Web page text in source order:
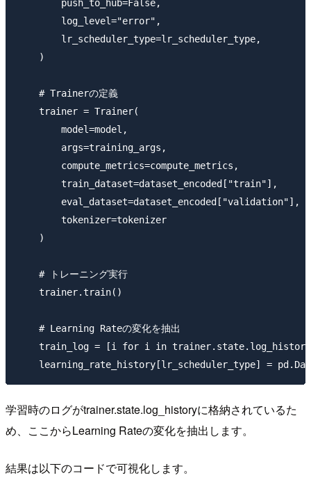
        push_to_hub=False,
        log_level="error",
        lr_scheduler_type=lr_scheduler_type,
    )
    # Trainerの定義
    trainer = Trainer(
        model=model,
        args=training_args,
        compute_metrics=compute_metrics,
        train_dataset=dataset_encoded["train"],
        eval_dataset=dataset_encoded["validation"],
        tokenizer=tokenizer
    )
    # トレーニング実行
    trainer.train()
    # Learning Rateの変化を抽出
train_log = [i for i in
学習時のログがtrainer.state.log_historyに格納されているた
め、ここからLearning Rateの変化を抽出します。
結果は以下のコードで可視化します。